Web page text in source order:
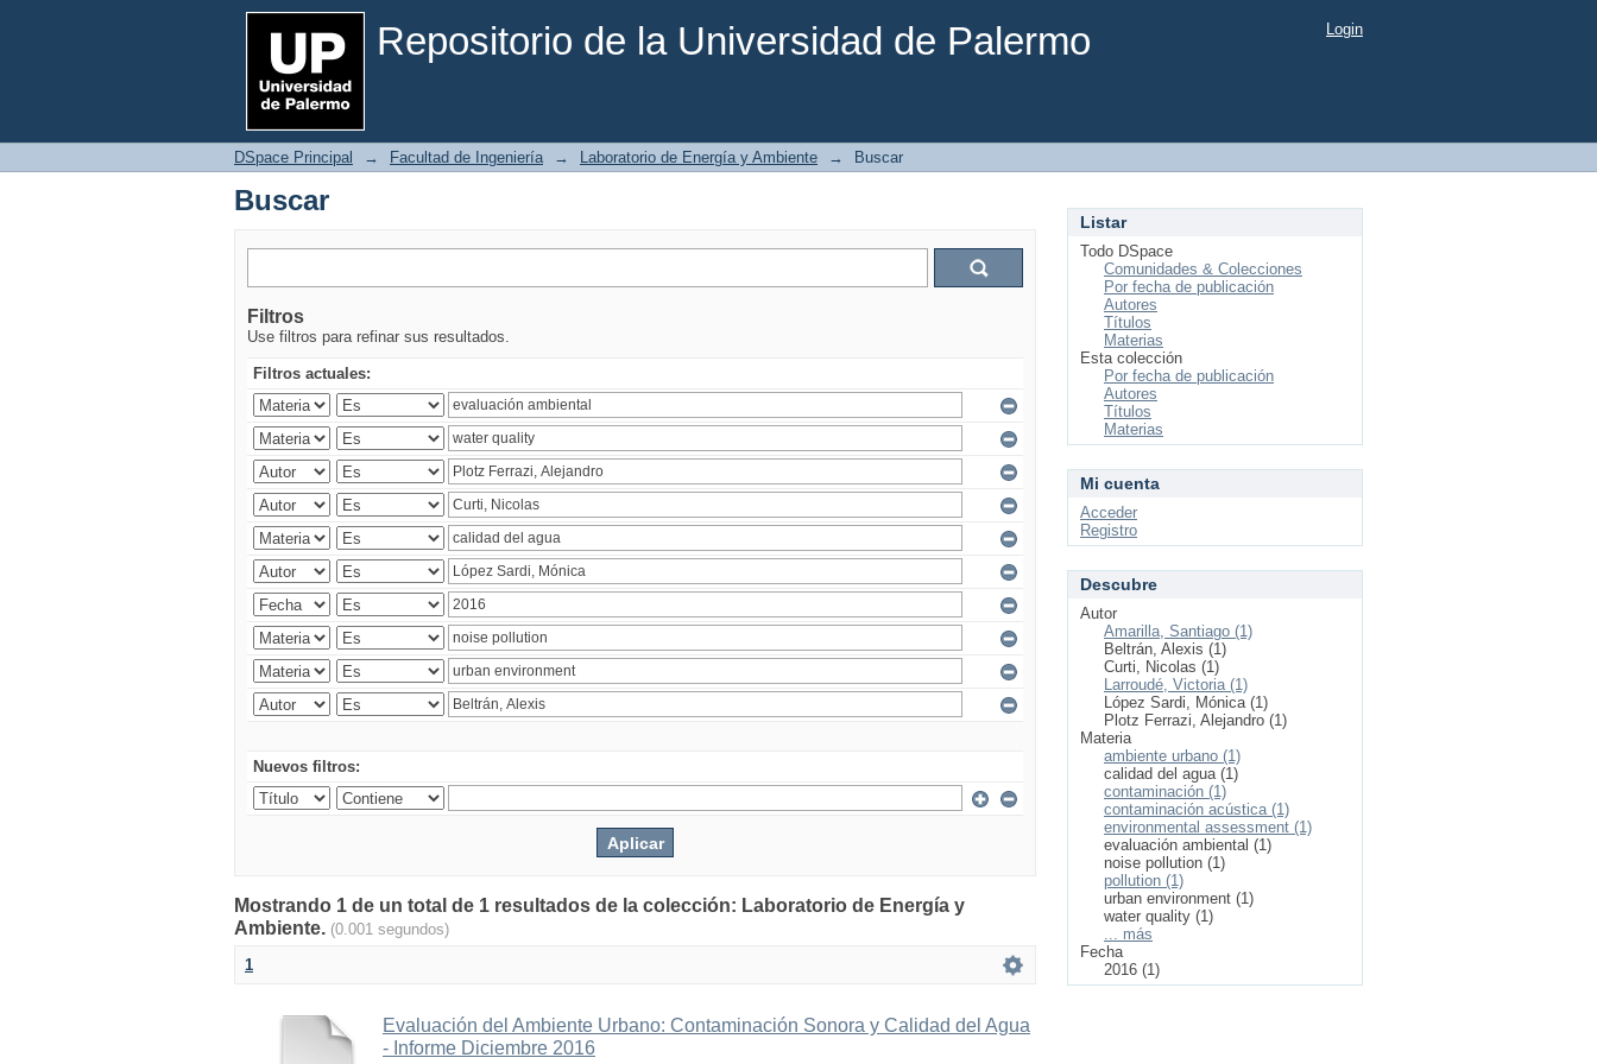
Repositorio de la Universidad de Palermo
Buscar Login
DSpace Principal → Facultad de Ingeniería → Laboratorio de Energía y Ambiente → Buscar
Buscar
Filtros
Use filtros para refinar sus resultados.
Filtros actuales:
Nuevos filtros:
Mostrando 1 de un total de 1 resultados de la colección: Laboratorio de Energía y
Ambiente. (0.001 segundos)
1
Evaluación del Ambiente Urbano: Contaminación Sonora y Calidad del Agua
- Informe Diciembre 2016
Listar
Todo DSpace
Comunidades & Colecciones
Por fecha de publicación
Autores
Títulos
Materias
Esta colección
Por fecha de publicación
Autores
Títulos
Materias
Mi cuenta
Acceder
Registro
Descubre
Autor
Amarilla, Santiago (1)
Beltrán, Alexis (1)
Curti, Nicolas (1)
Larroudé, Victoria (1)
López Sardi, Mónica (1)
Plotz Ferrazi, Alejandro (1)
Materia
ambiente urbano (1)
calidad del agua (1)
contaminación (1)
contaminación acústica (1)
environmental assessment (1)
evaluación ambiental (1)
noise pollution (1)
pollution (1)
urban environment (1)
water quality (1)
... más
Fecha
2016 (1)